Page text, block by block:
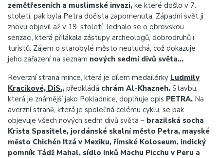
zemětřeseních a muslimské invazi, ke které došlo v 7.
století, pak byla Petra dočista zapomenuta. Západní svět ji
znovu objevil až v 19. století. Jednalo se o obrovskou
senzaci, která přilákala zástupy archeologů, dobrodruhů i
turistů. Zájem o starobylé město neutuchá, což dokazuje
jeho zařazení na seznam nových sedmi divů světa…
Reverzní strana mince, která je dílem medailérky Ludmily
Kracíkové, DiS., předkládá chrám Al-‍Khazneh. Stavbu,
která je známější jako Pokladnice, doplňuje opis PETRA. Na
averzní straně, která je společná celému cyklu, se pak
objevuje všech nových sedm divů světa – brazilská socha
Krista Spasitele, jordánské skalní město Petra, mayské
město Chichén Itzá v Mexiku, římské Koloseum, indický
pomník Tádž Mahal, sídlo Inků Machu Picchu v Peru a